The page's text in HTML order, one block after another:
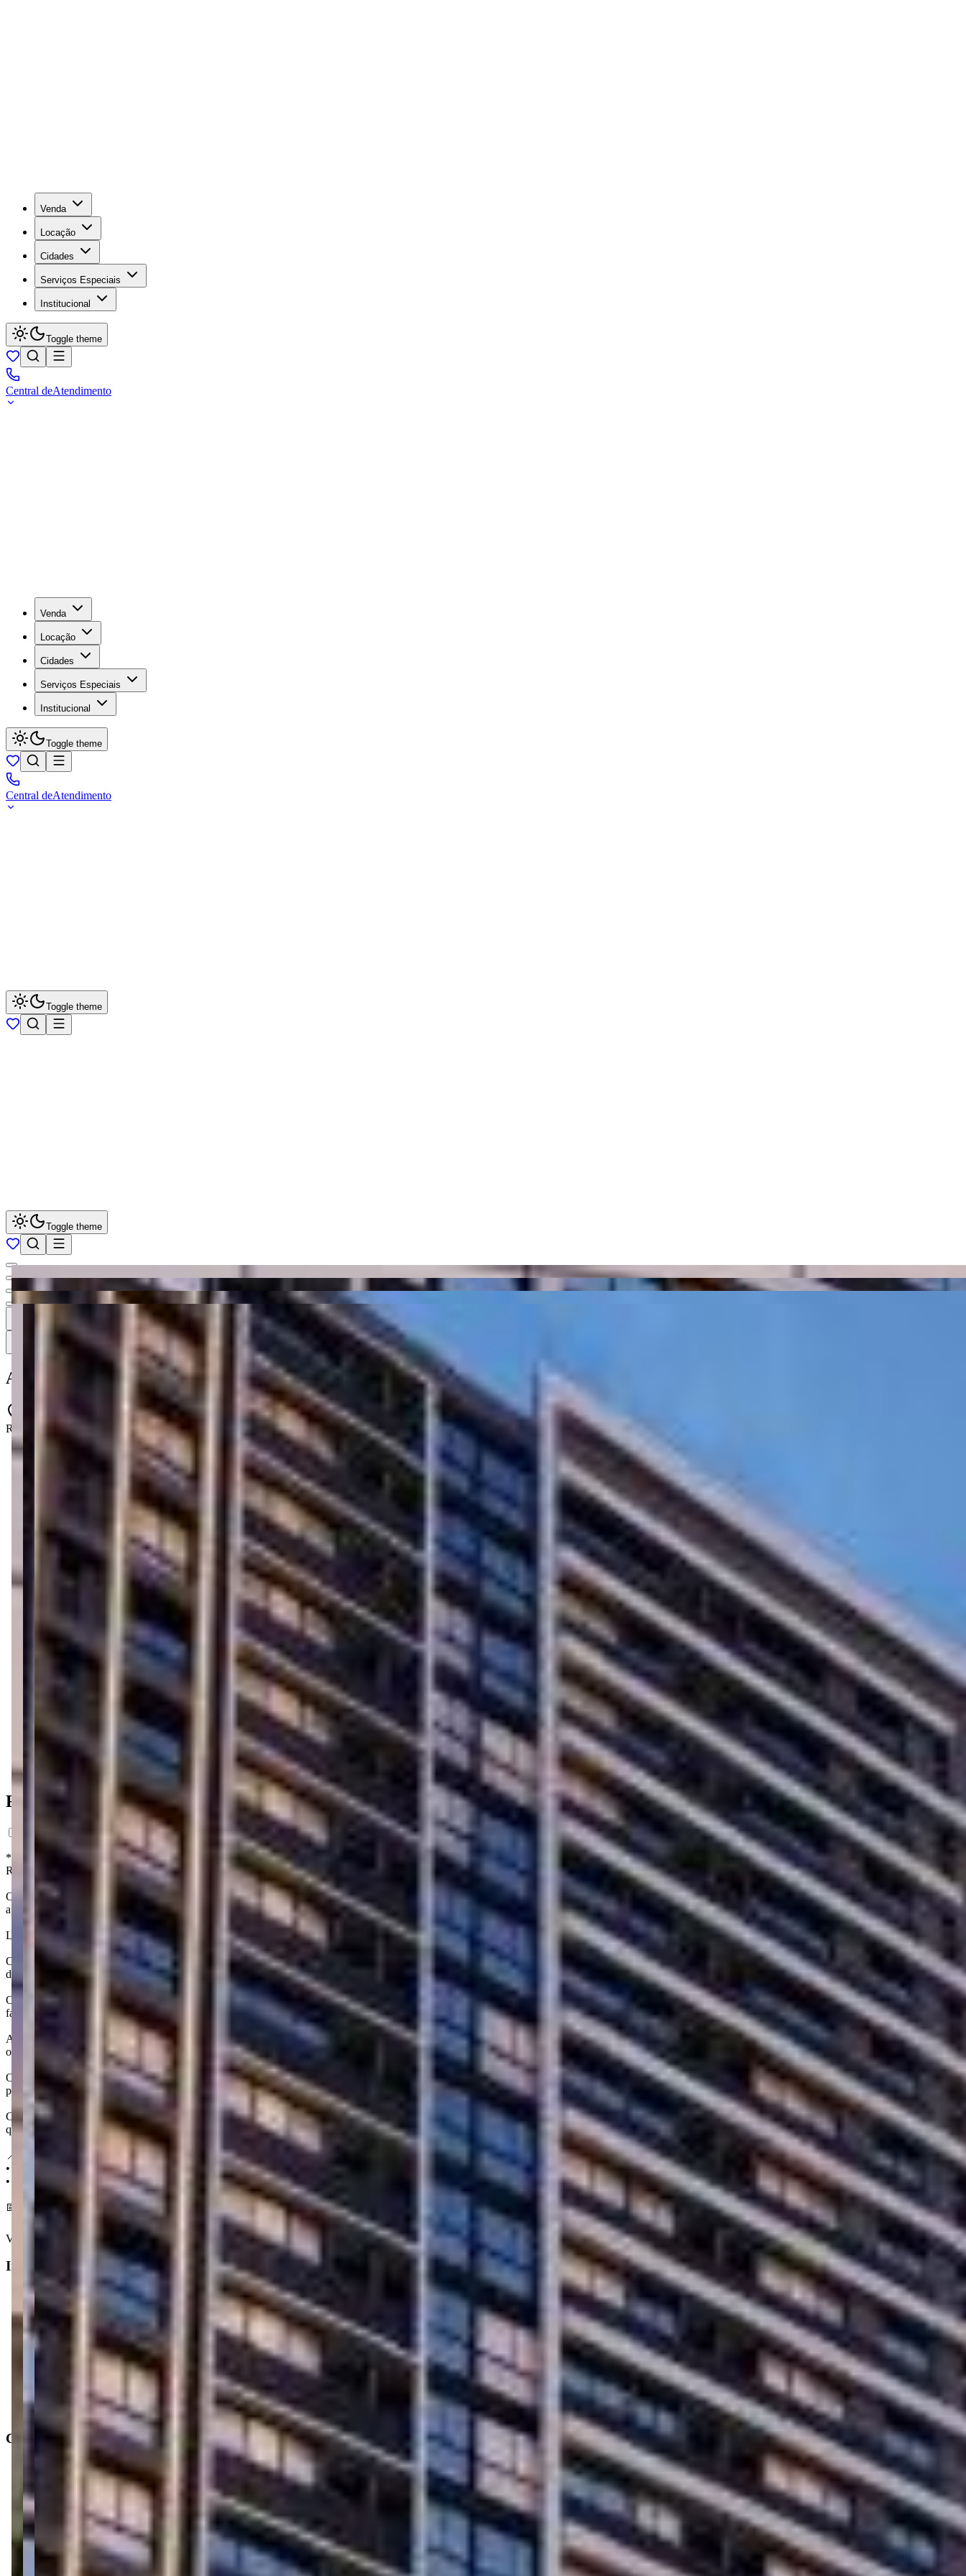
Venda
Locação
Cidades
Serviços Especiais
Institucional
Toggle theme
Central deAtendimento
Venda
Locação
Cidades
Serviços Especiais
Institucional
Toggle theme
Central deAtendimento
Toggle theme
Toggle theme
Apartamento à venda no Condomínio Excelsior PRD-0136
Rua David Cota - Perequê - Porto Belo - SC - 88210-000
1 banheiro
1 banheiro
2 vagas
400m do mar
Ficha do Imóvel
*Preço estimado com base em análise de mercado, com caráter exclusivamente informativo. Nos termos da lei nº 4.591/64, este empreendimento somente poderá ser ofertado à venda a partir da emissão do
Registro da Incorporação. Os interessados em adquirir unidades no futuro poderão formalizar o interesse através de um contrato de reserva. As imagens são meramente ilustrativas.
O Excelsior é um empreendimento idealizado pela Ecalthi no bairro Perequê, em Porto Belo. Ele oferece apartamentos de 1 a 2 quartos, com metragens entre 34 e 65 m², além de opções com suíte nos
apartamentos de 2 quartos. As unidades contam com 1 ou 2 vagas de garagem.
Localizado a 900 metros da Praia de Perequê, o Excelsior possui uma torre única com 28 pavimentos. O projeto prevê 6 andares exclusivos para garagem.
O prédio dispõe de um pavimento exclusivo de lazer, com áreas comuns como academia, spa, brinquedoteca, minimercado, espaço gourmet e 3 salões de festas. A construtora ainda vai divulgar todos os detalhes
das áreas de lazer em breve.
O Excelsior está situado no bairro Perequê, o principal bairro de Porto Belo, conhecido pela tranquilidade e fácil acesso. A apenas 900 metros da Praia de Perequê, o empreendimento permite aproveitar uma das
faixas de areia mais extensas e arborizadas da região.
A localização também oferece praticidade no dia a dia, estando a 300 metros do Supermercado Myatã e próximo à Meia Praia, em Itapema, separada apenas pelo Rio Perequê. Assim, é possível acessar diferentes
opções de comércio e lazer com facilidade.
O bairro está a cerca de 4 km do Centro de Porto Belo, o que garante acesso rápido a serviços essenciais e ao movimento da cidade. Além disso, o Parque Lagoa do Perequê fica a 2 km, sendo uma alternativa
para momentos ao ar livre e contato com a natureza.
Com investimentos como o Master Plan, que visa revitalizar a cidade e a orla, Perequê tem se destacado pelo potencial de valorização e infraestrutura em crescimento, tornando-se uma escolha interessante para
quem busca qualidade de vida e praticidade.
📍 Localização:
• 900 m da Praia de Perequê
• 300 m do Supermercado Myatã
📅 Entrega em dezembro 2032
Ver mais
Informações principais
Tipo do imóvel
Apartamento
Finalidade
Residencial
Operação
Venda
:
Situação de ocupação
Desocupado
Características
Distância do mar
1
Banheiro